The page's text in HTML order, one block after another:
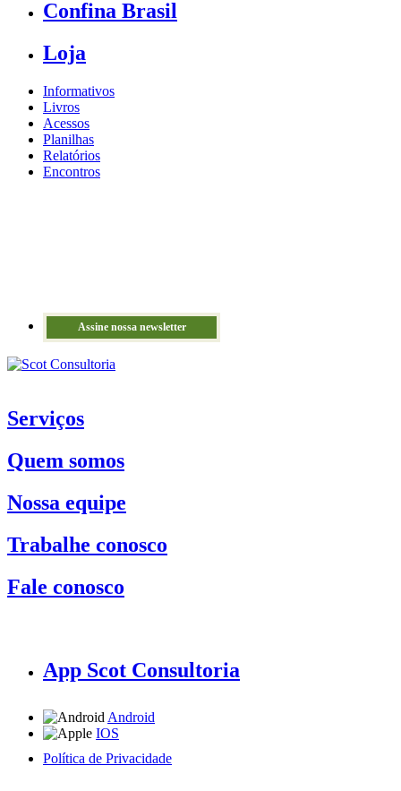
Confina Brasil
Loja
Informativos
Livros
Acessos
Planilhas
Relatórios
Encontros
Assine nossa newsletter
Serviços
Quem somos
Nossa equipe
Trabalhe conosco
Fale conosco
App Scot Consultoria
Android
IOS
Política de Privacidade